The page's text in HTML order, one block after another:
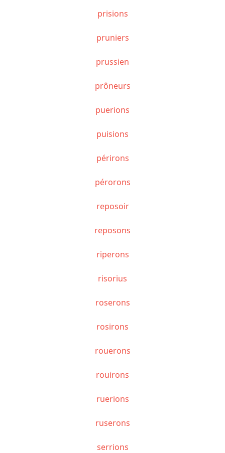
prisions
pruniers
prussien
prôneurs
puerions
puisions
périrons
pérorons
reposoir
reposons
riperons
risorius
roserons
rosirons
rouerons
rouirons
ruerions
ruserons
serrions